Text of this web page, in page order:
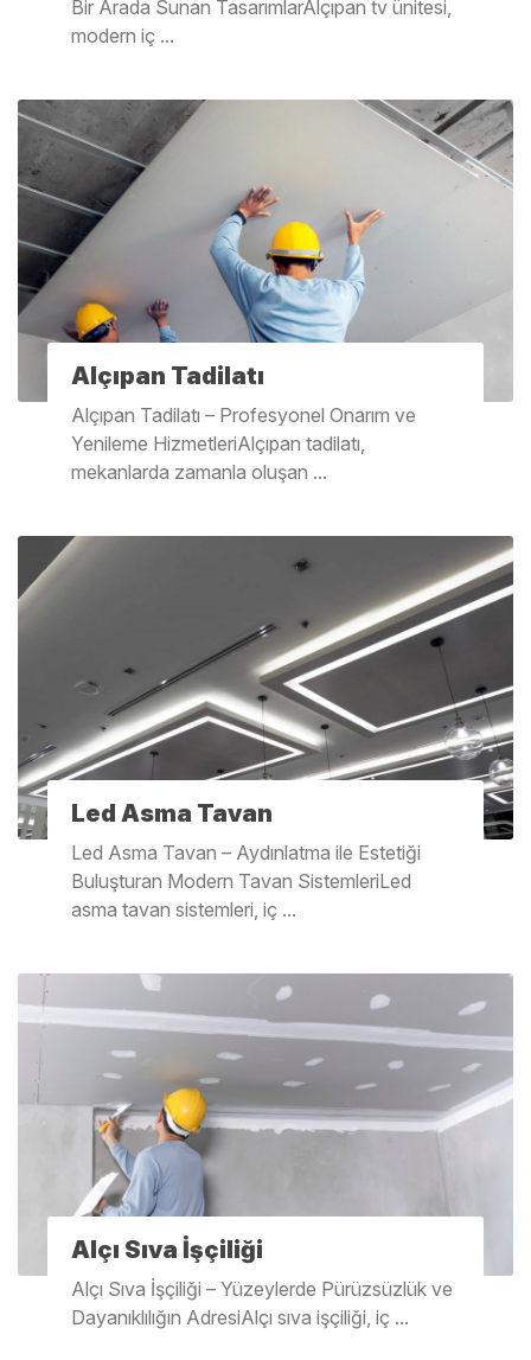
Bir Arada Sunan TasarımlarAlçıpan tv ünitesi,
modern iç ...
Alçıpan Tadilatı
Alçıpan Tadilatı – Profesyonel Onarım ve
Yenileme HizmetleriAlçıpan tadilatı,
mekanlarda zamanla oluşan ...
Led Asma Tavan
Led Asma Tavan – Aydınlatma ile Estetiği
Buluşturan Modern Tavan SistemleriLed
asma tavan sistemleri, iç ...
Alçı Sıva İşçiliği
Alçı Sıva İşçiliği – Yüzeylerde Pürüzsüzlük ve
Dayanıklılığın AdresiAlçı sıva işçiliği, iç ...